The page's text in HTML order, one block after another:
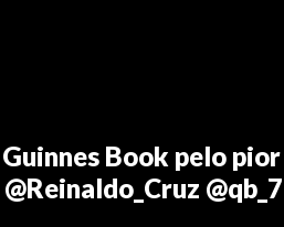
Book pelo
@qb_7